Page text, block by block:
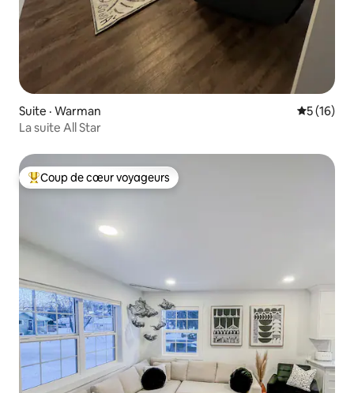
Suite · Warman Note
5 (16)
La suite All Star
Coup de cœur voyageurs parmi les plus aimés
Coup de cœur voyageurs